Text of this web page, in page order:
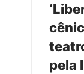
pela